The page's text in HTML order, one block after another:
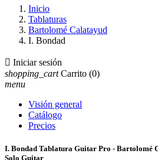
Inicio
Tablaturas
Bartolomé Calatayud
I. Bondad
 Iniciar sesión
shopping_cart Carrito (0)
menu
Visión general
Catálogo
Precios
I. Bondad Tablatura Guitar Pro - Bartolomé
Solo Guitar